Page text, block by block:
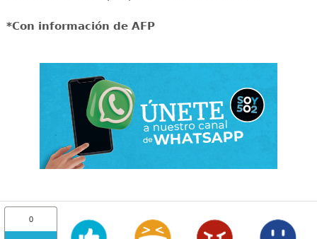
*Con información de AFP
0